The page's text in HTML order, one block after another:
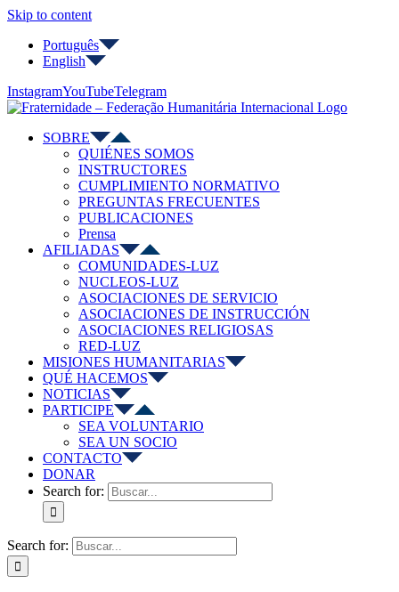
Skip to content
Português
English
InstagramYouTubeTelegram
SOBRE
QUIÉNES SOMOS
INSTRUCTORES
CUMPLIMIENTO NORMATIVO
PREGUNTAS FRECUENTES
PUBLICACIONES
Prensa
AFILIADAS
COMUNIDADES-LUZ
NUCLEOS-LUZ
ASOCIACIONES DE SERVICIO
ASOCIACIONES DE INSTRUCCIÓN
ASOCIACIONES RELIGIOSAS
RED-LUZ
MISIONES HUMANITARIAS
QUÉ HACEMOS
NOTICIAS
PARTICIPE
SEA VOLUNTARIO
SEA UN SOCIO
CONTACTO
DONAR
Search for:
Search for: